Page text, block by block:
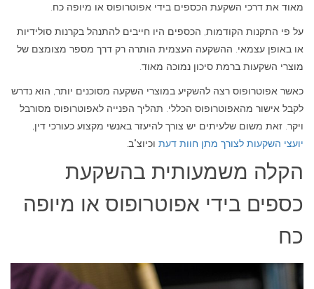
מאוד את דרכי השקעת הכספים בידי אפוטרופוס או מיופה כח.
על פי התקנות הקודמות, הכספים היו חייבים להתנהל בקרנות סולידיות
או באופן עצמאי. ההשקעה העצמית הותרה רק דרך מספר מצומצם של
מוצרי השקעות ברמת סיכון נמוכה מאוד.
כאשר אפוטרופוס רצה להשקיע במוצרי השקעה מסוכנים יותר, הוא נדרש
לקבל אישור מהאפוטרופוס הכללי. תהליך הפנייה לאפוטרופוס מסורבל
ויקר. זאת משום שלעיתים יש צורך להיעזר באנשי מקצוע כעורכי דין,
יועצי השקעות לצורך מתן חוות דעת וכיוצ"ב.
הקלה משמעותית בהשקעת
כספים בידי אפוטרופוס או מיופה
כח